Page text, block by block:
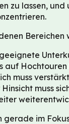
zu lassen,
geeignete
auf
muss
muss
gerade im